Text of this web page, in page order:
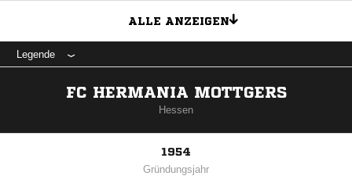
ALLE ANZEIGEN
Legende
FC HERMANIA MOTTGERS
Hessen
1954
Gründungsjahr